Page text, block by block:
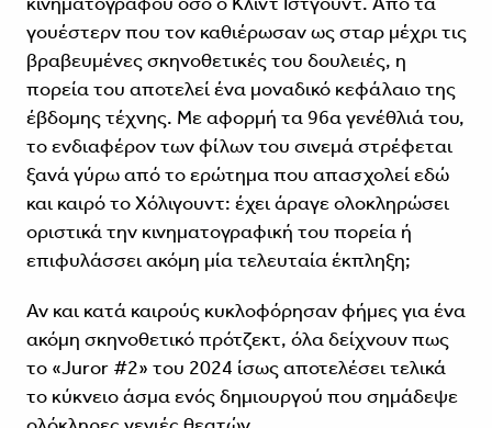
γουέστερν που τον καθιέρωσαν ως σταρ μέχρι τις
βραβευμένες σκηνοθετικές του δουλειές, η
πορεία του αποτελεί ένα μοναδικό κεφάλαιο της
έβδομης τέχνης. Με αφορμή τα 96α γενέθλιά του,
το ενδιαφέρον των φίλων του σινεμά στρέφεται
ξανά γύρω από το ερώτημα που απασχολεί εδώ
και καιρό το Χόλιγουντ: έχει άραγε ολοκληρώσει
οριστικά την κινηματογραφική του πορεία ή
επιφυλάσσει ακόμη μία τελευταία έκπληξη;
Αν και κατά καιρούς κυκλοφόρησαν φήμες για ένα
ακόμη σκηνοθετικό πρότζεκτ, όλα δείχνουν πως
το «Juror #2» του 2024 ίσως αποτελέσει τελικά
το κύκνειο άσμα ενός δημιουργού που σημάδεψε